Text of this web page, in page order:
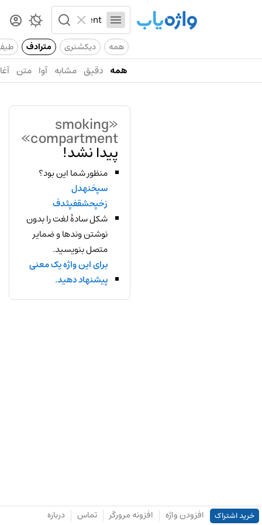
همه دیکشنری مترادف
همه دقیق مشابه آوا متن
«smoking
compartment»
پیدا نشد!
منظور شما این بود؟
سپخنهدل
زخپحشقفپثدف
شکل سادهٔ لغت را بدون
نوشتن وندها و ضمایر
متصل بنویسید.
برای این واژه یک معنی
پیشنهاد دهید.
خرید اشتراک افزودن واژه افزونه مرورگر تماس درباره